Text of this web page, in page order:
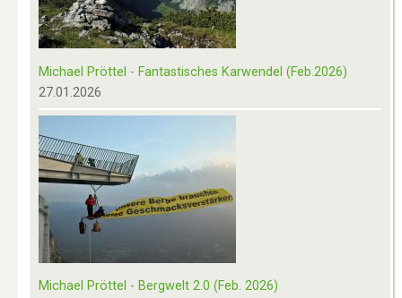
Michael Pröttel - Fantastisches Karwendel (Feb.2026)
27.01.2026
Michael Pröttel - Bergwelt 2.0 (Feb. 2026)